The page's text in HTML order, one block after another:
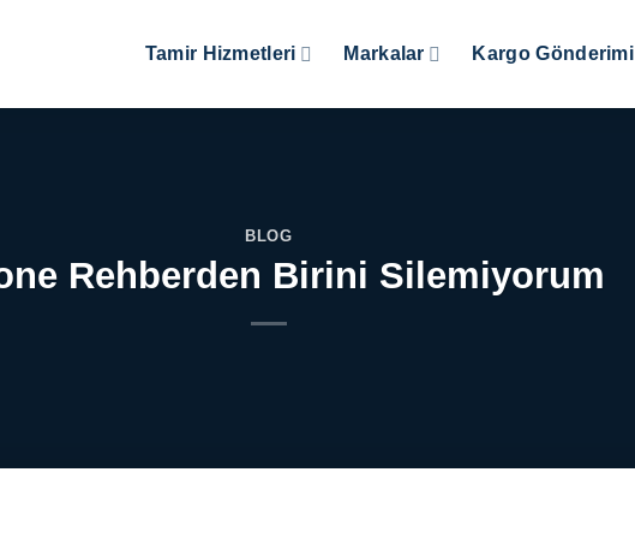
Tamir Hizmetleri Markalar Kargo Gönderimi
BLOG
Rehberden Birini Silemiyorum